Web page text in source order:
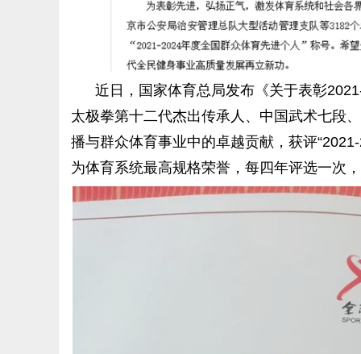
近日，国家体育总局发布《关于表彰
太极拳第十二代杰出传承人、中国武术七段
播与群众体育事业中的卓越贡献，获评
为体育系统最高规格荣誉，每四年评选一次